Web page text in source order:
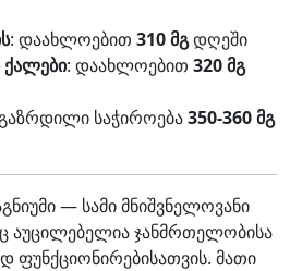
: დაახლოებით 310 მგდღეში
: დაახლოებით 320 მგ
საჭიროება350-360 მგ
— სამი მნიშვნელოვანი
აუცილებელია ჯანმრთელობისა
ფუნქციონირებისათვის. მათი